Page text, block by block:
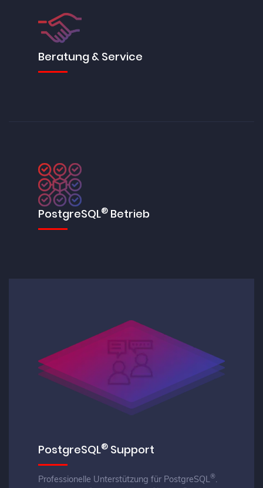
Beratung & Service
PostgreSQL® Betrieb
PostgreSQL® Support
Professionelle Unterstützung für PostgreSQL®.